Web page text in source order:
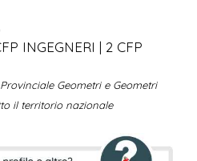
INGEGNERI | 2 CFP
Geometri e Geometri
il territorio nazionale